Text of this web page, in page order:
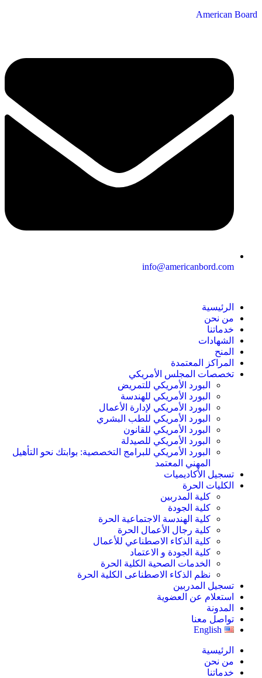
American Board
info@americanbord.com
الرئيسية
من نحن
خدماتنا
الشهادات
المنح
المراكز المعتمدة
تخصصات المجلس الأمريكي
البورد الأمريكي للتمريض
البورد الأمريكي للهندسة
البورد الأمريكي لإدارة الأعمال
البورد الأمريكي للطب البشري
البورد الأمريكي للقانون
البورد الأمريكي للصيدلة
البورد الأمريكي للبرامج التخصصية: بوابتك نحو التأهيل
المهني المعتمد
تسجيل الأكاديميات
الكليات الحرة
كلية المدربين
كلية الجودة
كلية الهندسة الاجتماعية الحرة
كلية رجال الأعمال الحرة
كلية الذكاء الاصطناعي للأعمال
كلية الجودة و الاعتماد
الخدمات الصحية الكلية الحرة
نظم الذكاء الاصطناعى الكلية الحرة
تسجيل المدربين
استعلام عن العضوية
المدونة
تواصل معنا
English
الرئيسية
من نحن
خدماتنا